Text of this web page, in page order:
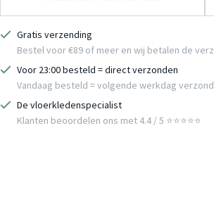
Gratis verzending
Bestel voor €89 of meer en wij betalen de
Voor 23:00 besteld = direct verzonden
Vandaag besteld = volgende werkdag
De vloerkledenspecialist
Klanten beoordelen ons met 4.4 / 5 ⭐⭐⭐⭐⭐